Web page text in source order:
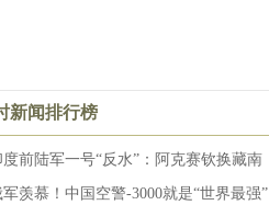
新闻排行榜
度前陆军一号“反水”：阿克赛钦换藏南
军羡慕！中国空警-3000就是“世界最强”